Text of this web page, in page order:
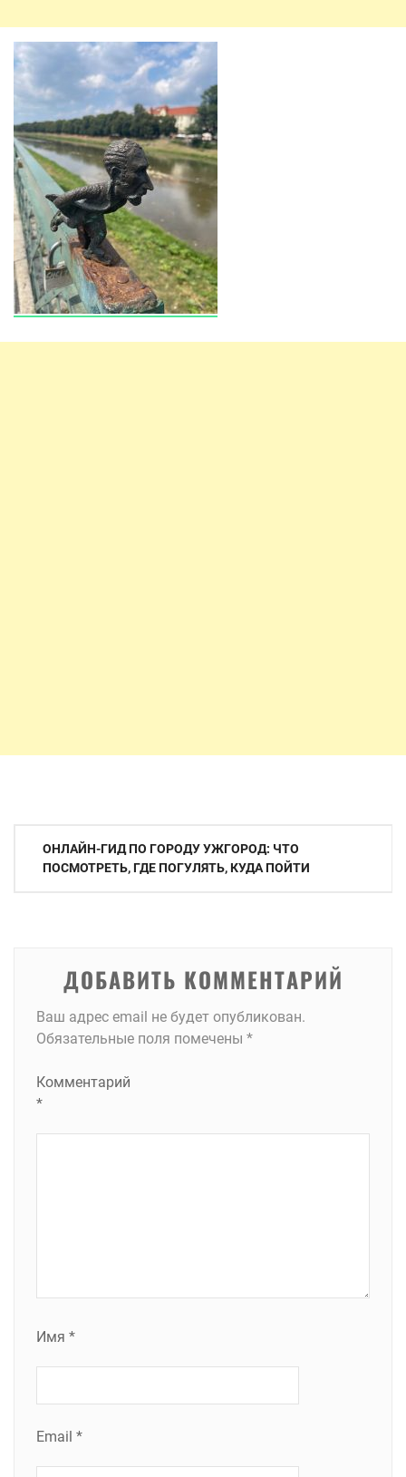
Навигация
ОНЛАЙН-ГИД ПО ГОРОДУ УЖГОРОД: ЧТО
ПОСМОТРЕТЬ, ГДЕ ПОГУЛЯТЬ, КУДА ПОЙТИ
ДОБАВИТЬ КОММЕНТАРИЙ
Ваш адрес email не будет опубликован.
Обязательные поля помечены *
Комментарий
*
Имя *
Email *